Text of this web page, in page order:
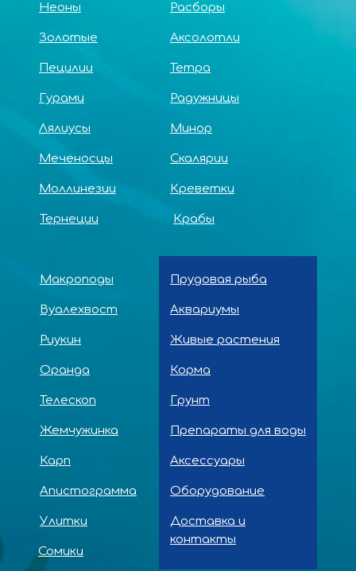
Расборы
Аксолотли
Тетра
Радужницы
Минор
Скалярии
Креветки
Крабы
Неоны
Золотые
Пецилии
Гурами
Лялиусы
Меченосцы
Моллинезии
Тернеции
Макроподы
Вуалехвост
Риукин
Оранда
Телескоп
Жемчужинка
Карп
Апистограмма
Улитки
Сомики
Аквариумы
Живые растения
Корма
Грунт
Препараты для воды
Доставка и
контакты
Аксессуары
Оборудование
Прудовая рыба